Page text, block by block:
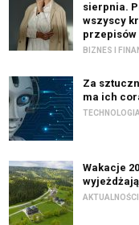
sierpnia.
wszyscy
przepisów
BIZNES I
Za
ma ich
TECHNOLOGIA
Wakacje
AKTUALNOŚCI